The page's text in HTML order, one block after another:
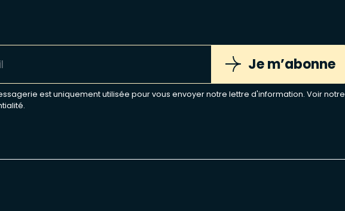
Je m’abonne
est uniquement utilisée pour vous envoyer notre lettre d'information. Voir notre
.